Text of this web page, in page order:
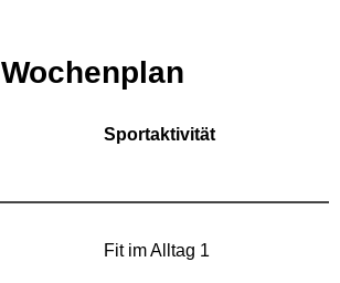
Wochenplan
Sportaktivität
Fit im Alltag 1